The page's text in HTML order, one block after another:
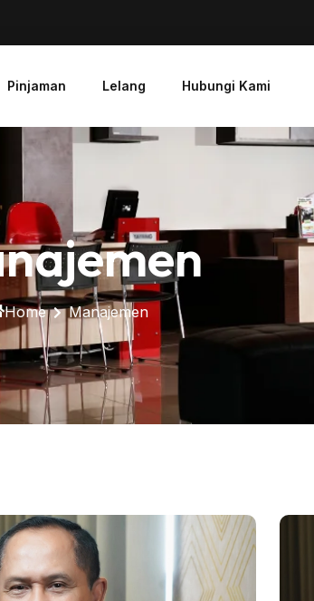
Pinjaman Lelang Hubungi Kami
Home Manajemen